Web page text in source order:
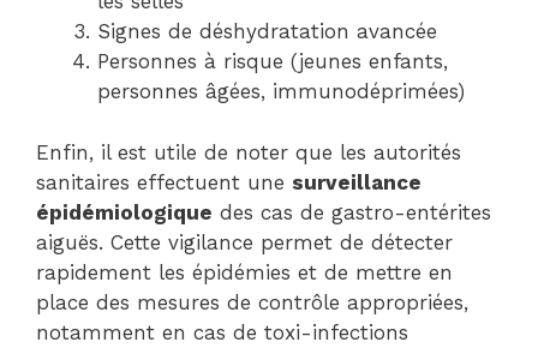
Signes de déshydratation avancée
Personnes à risque (jeunes enfants,
personnes âgées, immunodéprimées)
Enfin, il est utile de noter que les autorités
sanitaires effectuent une surveillance
épidémiologique des cas de gastro-entérites
aiguës. Cette vigilance permet de détecter
rapidement les épidémies et de mettre en
place des mesures de contrôle appropriées,
notamment en cas de toxi-infections